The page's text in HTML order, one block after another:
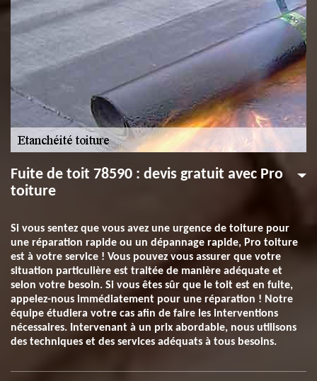
Fuite de toit 78590 : devis gratuit avec Pro
toiture
Si vous sentez que vous avez une urgence de toiture pour
une réparation rapide ou un dépannage rapide, Pro toiture
est à votre service ! Vous pouvez vous assurer que votre
situation particulière est traitée de manière adéquate et
selon votre besoin. Si vous êtes sûr que le toit est en fuite,
appelez-nous immédiatement pour une réparation ! Notre
équipe étudiera votre cas afin de faire les interventions
nécessaires. Intervenant à un prix abordable, nous utilisons
des techniques et des services adéquats à tous besoins.